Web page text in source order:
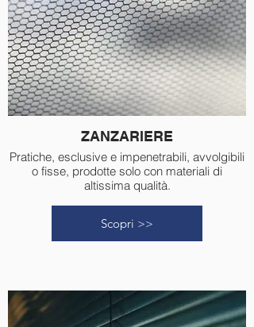
ZANZARIERE
Pratiche, esclusive e impenetrabili, avvolgibili
o fisse, prodotte solo con materiali di
altissima qualità.
Scopri >>